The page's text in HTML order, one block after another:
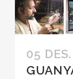
05 DES.